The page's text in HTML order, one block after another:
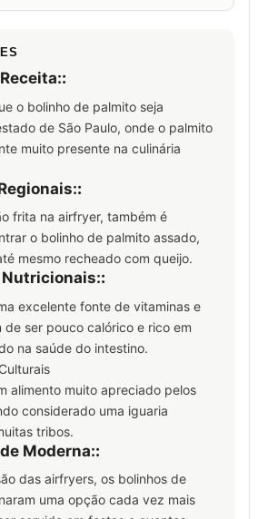
:
o bolinho de palmito seja
de São Paulo, onde o palmito
muito presente na culinária
:
frita na airfryer, também é
o bolinho de palmito assado,
mesmo recheado com queijo.
:
excelente fonte de vitaminas e
de ser pouco calórico e rico em
na saúde do intestino.
alimento muito apreciado pelos
considerado uma iguaria
tribos.
Moderna::
das airfryers, os bolinhos de
uma opção cada vez mais